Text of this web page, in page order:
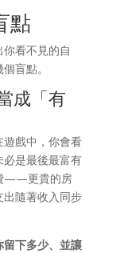
點
看不見的自
盲點。
成「有
戲中，你會看
是最後最富有
——更貴的房
隨著收入同步
留下多少、並讓